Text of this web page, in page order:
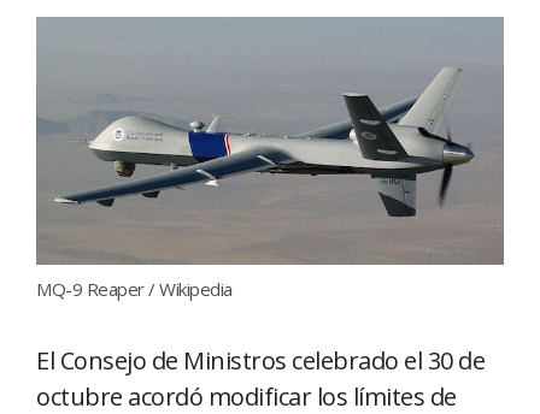
MQ-9 Reaper / Wikipedia
El Consejo de Ministros celebrado el 30 de
octubre acordó modificar los límites de